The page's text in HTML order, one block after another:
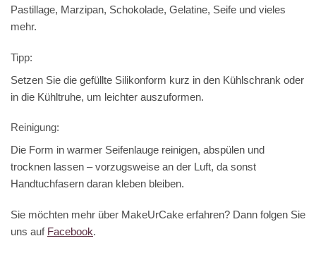
Pastillage, Marzipan, Schokolade, Gelatine, Seife und vieles
mehr.
Tipp:
Setzen Sie die gefüllte Silikonform kurz in den Kühlschrank oder
in die Kühltruhe, um leichter auszuformen.
Reinigung:
Die Form in warmer Seifenlauge reinigen, abspülen und
trocknen lassen – vorzugsweise an der Luft, da sonst
Handtuchfasern daran kleben bleiben.
Sie möchten mehr über MakeUrCake erfahren? Dann folgen Sie
uns auf Facebook.